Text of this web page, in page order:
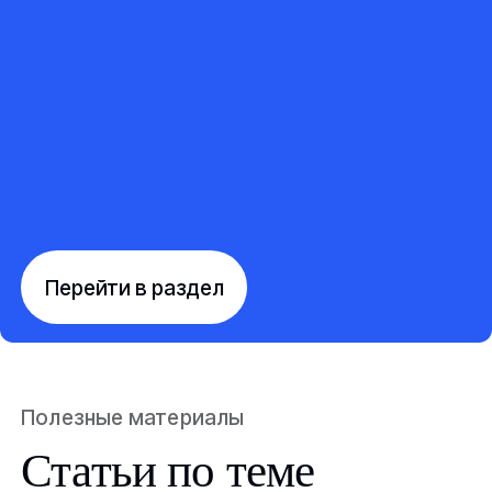
Перейти в раздел
Полезные материалы
Статьи по теме